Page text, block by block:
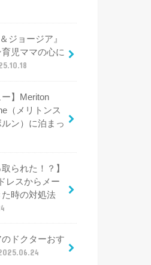
ジョージア』
児ママの心に
ー】Meriton
（メリトンス
ン）に泊まっ
られた！？】
レスからメー
時の対処法
ドクターおす